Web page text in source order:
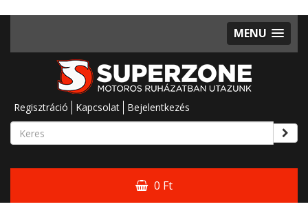
MENU
Regisztráció Kapcsolat Bejelentkezés
0 Ft